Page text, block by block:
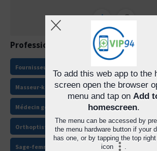
Professions : Chirurgien-dentiste
Fournisseurs de biens médicaux
Masseur-kinésithérapeute
Médecin généraliste et spécialiste
Orthoptiste Pédicure podologue
Sage-femme
To add this web app to the
screen open the browser
menu and tap on Add
homescreen.
The menu can be accessed by
the menu hardware button if your
has one, or by tapping the top
icon
.